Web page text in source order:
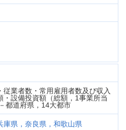
業者数・常用雇用者数及び収入
設備投資額（総額，1事業所当
都道府県，14大都市
庫県，奈良県，和歌山県